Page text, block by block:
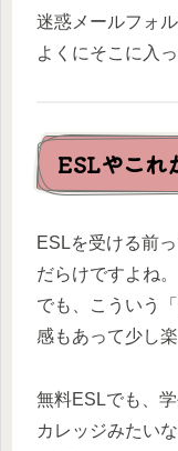
迷惑メールフォ
よくにそこに入
ESLやこれ
ESLを受ける前
だらけですよね。
でも、こういう
感もあって少し
無料ESLでも、
カレッジみたいな